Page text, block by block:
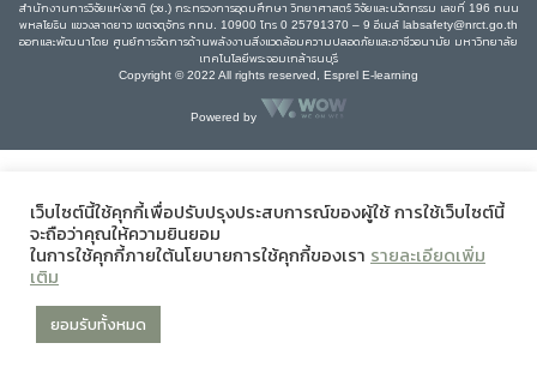
สำนักงานการวิจัยแห่งชาติ (วช.) กระทรวงการอุดมศึกษา วิทยาศาสตร์ วิจัยและนวัตกรรม เลขที่ 196 ถนน
พหลโยธิน แขวงลาดยาว เขตจตุจักร กทม. 10900 โทร 0 25791370 – 9 อีเมล์ labsafety@nrct.go.th
ออกและพัฒนาโดย ศูนย์การจัดการด้านพลังงานสิ่งแวดล้อมความปลอดภัยและอาชีวอนามัย มหาวิทยาลัย
เทคโนโลยีพระจอมเกล้าธนบุรี
Copyright © 2022 All rights reserved, Esprel E-learning
Powered by
เว็บไซต์นี้ใช้คุกกี้เพื่อปรับปรุงประสบการณ์ของผู้ใช้ การใช้เว็บไซต์นี้
จะถือว่าคุณให้ความยินยอม
ในการใช้คุกกี้ภายใต้นโยบายการใช้คุกกี้ของเรา รายละเอียดเพิ่ม
เติม
ยอมรับทั้งหมด